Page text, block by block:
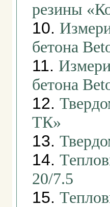
резины
10.
бетона
11.
бетона
12.
ТК»
13.
14.
20/7.5
15.